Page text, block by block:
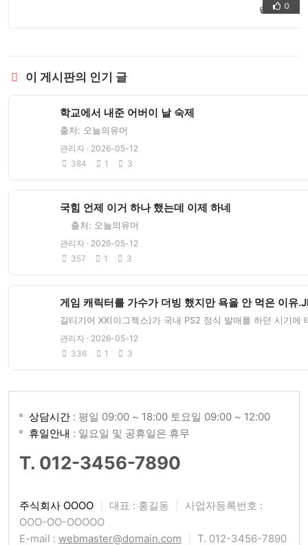
👍 ❤️
0
이 게시판의 인기 글
학교에서 내준 어버이 날 숙제
출처: 오늘의유머
관리자 · 2026-05-12
384
1 3
국힘 언제 이거 하나 했는데 이제 하네
출처: 오늘의유머
관리자 · 2026-05-12
357
1 3
게임 캐릭터를 가수가 더빙 했지만 욕을 안 먹은 이유
길티기어 XX(이그젝스)가 국내 PS2 정식 발매를 하던 시기에
관리자 · 2026-05-12
336
1 3
상담시간 : 평일 09:00 ~ 18:00 토요일 09:00 ~ 12:00
휴일안내 : 일요일 및 공휴일은 휴무
T. 012-3456-7890
주식회사 OOOO 대표 : 홍길동
사업자등록번호 :
OOO-OO-OOOOO
E-mail : webmaster@domain.com T. 012-3456-7890